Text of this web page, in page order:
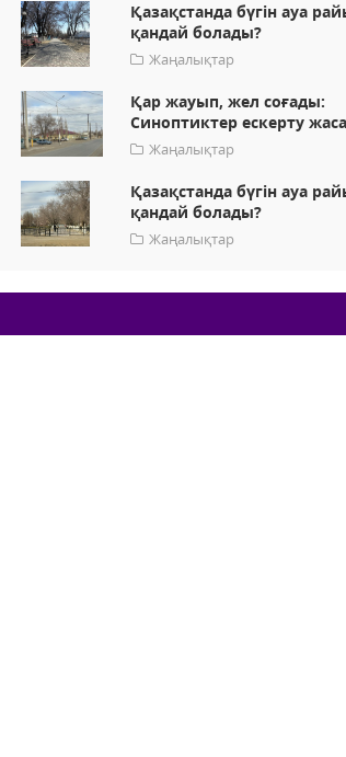
Қазақстанда бүгін ауа
қандай болады?
Жаңалықтар
Қар жауып, жел соғады:
Синоптиктер ескерту
Жаңалықтар
Қазақстанда бүгін ауа
қандай болады?
Жаңалықтар